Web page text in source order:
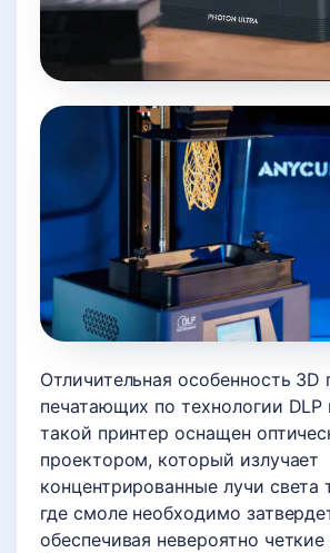
Отличительная особенность 3D
печатающих по технологии DLP
такой принтер оснащен
проектором, который излучает
концентрированные лучи света
где смоле необходимо
обеспечивая невероятно четкие